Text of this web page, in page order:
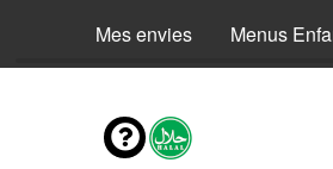
Mes envies Menus